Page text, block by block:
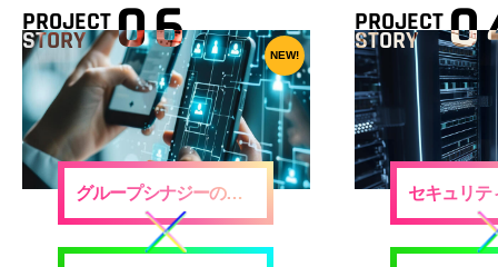
NEW!
PROJECT
STORY 06
グループシナジーの創出
PROJECT
STORY